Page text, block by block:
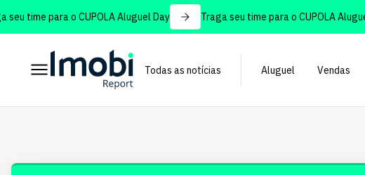
time para o CUPOLA Aluguel Day Traga seu time para o CUPOLA Aluguel
Todas as notícias Aluguel Vendas